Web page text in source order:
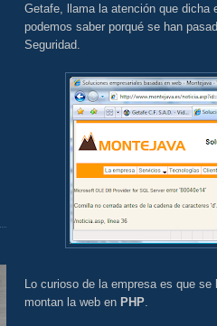
Getafe, llama la atención que dicha
podemos saber porqué se han
Seguridad.
Lo curioso de la empresa es que se
montan la web en PHP.